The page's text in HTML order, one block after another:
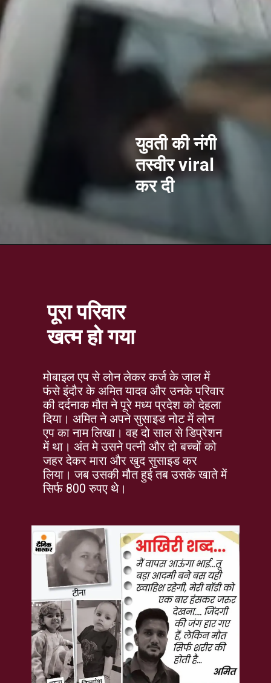
युवती की नंगी
तस्वीर viral
कर दी
पूरा परिवार
खत्म हो गया
मोबाइल एप से लोन लेकर कर्ज के जाल में
फंसे इंदौर के अमित यादव और उनके परिवार
की दर्दनाक मौत ने पूरे मध्य प्रदेश को देहला
दिया। अमित ने अपने सुसाइड नोट में लोन
एप का नाम लिखा। वह दो साल से डिप्रेशन
में था। अंत मे उसने पत्नी और दो बच्चों को
जहर देकर मारा और खुद सुसाइड कर
लिया। जब उसकी मौत हुई तब उसके खाते में
सिर्फ 800 रुपए थे।